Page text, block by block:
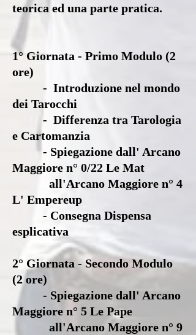
teorica ed una parte pratica.
1° Giornata - Primo Modulo (2
ore)
- Introduzione nel mondo
dei Tarocchi
- Differenza tra Tarologia
e Cartomanzia
- Spiegazione dall' Arcano
Maggiore n° 0/22 Le Mat
all'Arcano Maggiore n° 4
L' Empereup
- Consegna Dispensa
esplicativa
2° Giornata - Secondo Modulo
(2 ore)
- Spiegazione dall' Arcano
Maggiore n° 5 Le Pape
all'Arcano Maggiore n° 9